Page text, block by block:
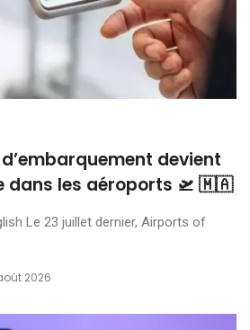
devient
dans les aéroports 🛫 🇲🇦
Le 23 juillet dernier, Airports of
2026